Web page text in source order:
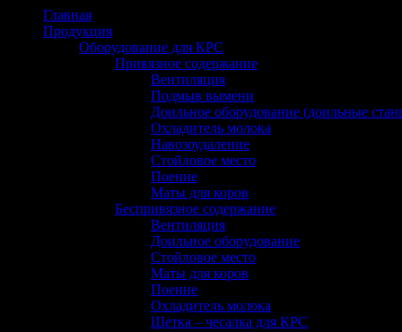
Главная
Продукция
Оборудование для КРС
Привязное содержание
Вентиляция
Подмыв вымени
Доильное оборудование (доильные
Охладитель молока
Навозоудаление
Стойловое место
Поение
Маты для коров
Беспривязное содержание
Вентиляция
Доильное оборудование
Стойловое место
Маты для коров
Поение
Охладитель молока
Щетка – чесалка для КРС